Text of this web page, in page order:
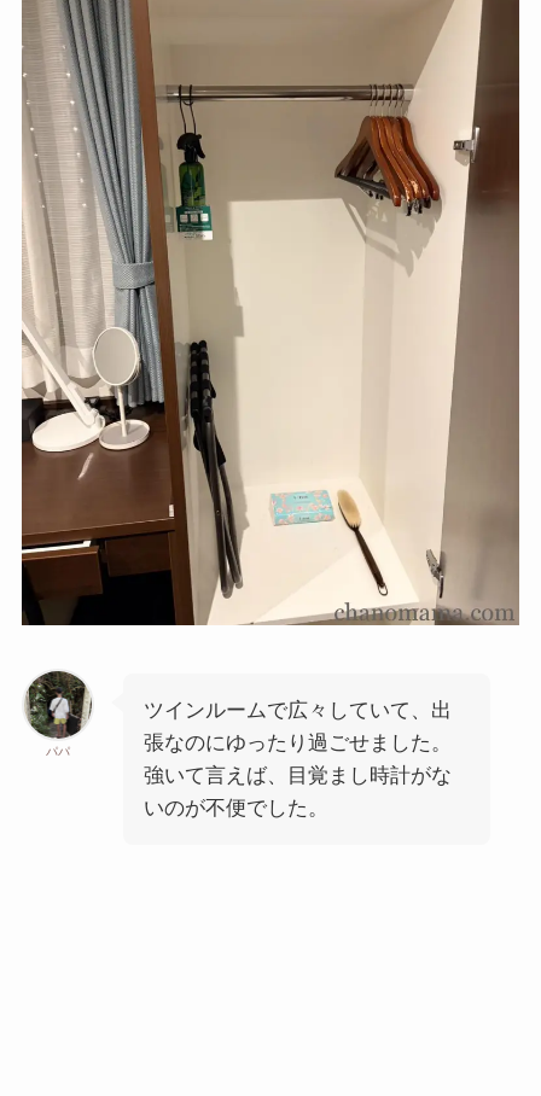
パパ
ツインルームで広々していて、出
張なのにゆったり過ごせました。
強いて言えば、目覚まし時計がな
いのが不便でした。